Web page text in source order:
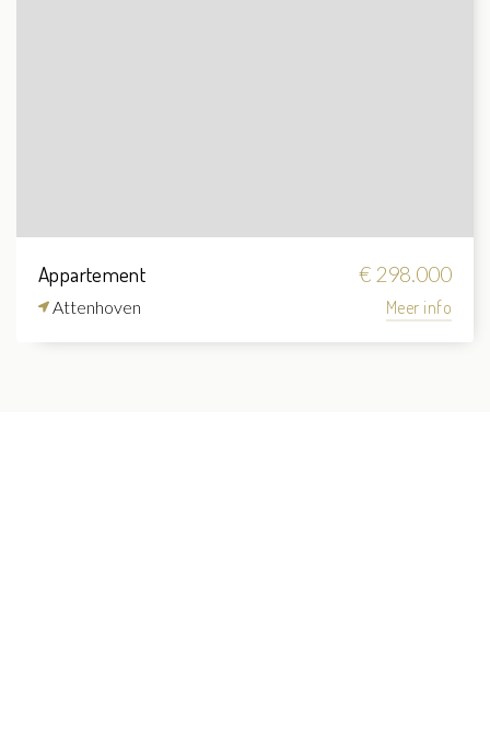
Appartement € 298.000
Attenhoven Meer info